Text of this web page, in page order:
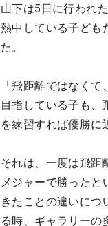
山下は5日に行われ
熱中している子ども
た。
「飛距離ではなく
目指している子も、
を練習すれば優勝に
それは、一度は飛距
メジャーで勝った
きたことの違いにつ
る時、ギャラリーの